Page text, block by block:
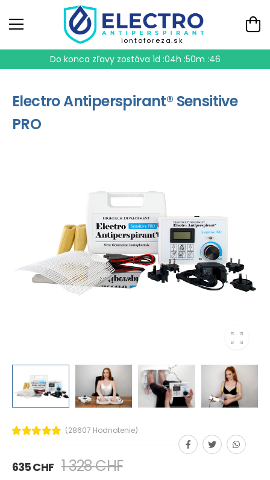
iontoforeza.sk
Do konca zľavy zostáva 1d :04h :50m :46
Electro Antiperspirant® Sensitive
PRO
(28607 Hodnotenie)
635 CHF 1 328 CHF